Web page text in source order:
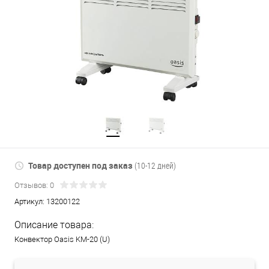
Товар доступен под заказ (10-12 дней)
Отзывов: 0
Артикул: 13200122
Описание товара:
Конвектор Oasis KM-20 (U)